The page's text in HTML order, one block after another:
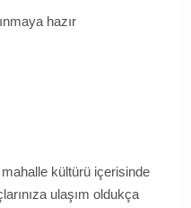
hazır
kültürü içerisinde
ulaşım oldukça